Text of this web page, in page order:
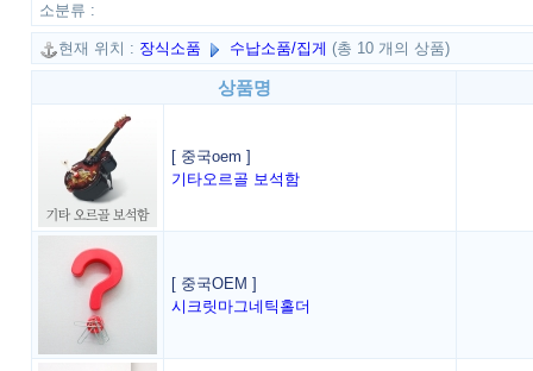
소분류 :
현재 위치 : 장식소품 수납소품/집게(총 10 개의 상품)
상품명
[ 중국oem ]
기타오르골 보석함
[ 중국OEM ]
시크릿마그네틱홀더